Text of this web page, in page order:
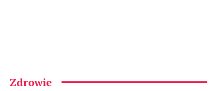
Zdrowie